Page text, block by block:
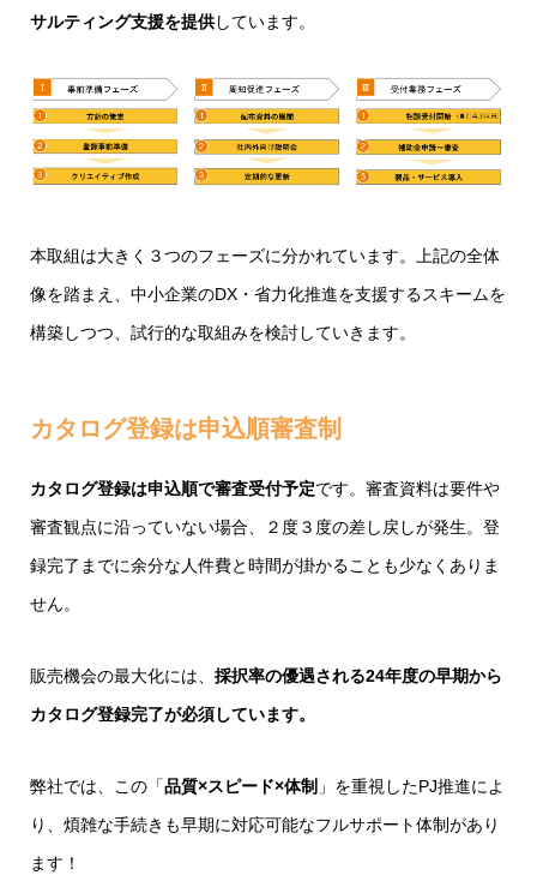
サルティング支援を提供しています。
本取組は大きく３つのフェーズに分かれています。上記の全体
像を踏まえ、中小企業のDX・省力化推進を支援するスキームを
構築しつつ、試行的な取組みを検討していきます。
カタログ登録は申込順審査制
カタログ登録は申込順で審査受付予定です。審査資料は要件や
審査観点に沿っていない場合、２度３度の差し戻しが発生。登
録完了までに余分な人件費と時間が掛かることも少なくありま
せん。
販売機会の最大化には、 採択率の優遇される24年度の早期から
カタログ登録完了が必須しています。
弊社では、この「品質×スピード×体制 」を重視したPJ推進によ
り、煩雑な手続きも早期に対応可能なフルサポート体制があり
ます！